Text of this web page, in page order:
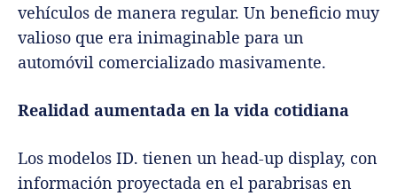
vehículos de manera regular. Un beneficio muy
valioso que era inimaginable para un
automóvil comercializado masivamente.
Realidad aumentada en la vida cotidiana
Los modelos ID. tienen un head-up display, con
información proyectada en el parabrisas en